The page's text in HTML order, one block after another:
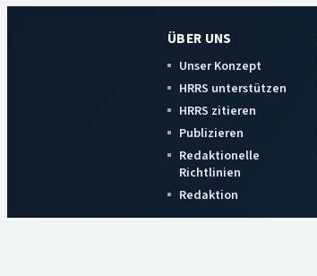
ÜBER UNS
Unser Konzept
HRRS unterstützen
HRRS zitieren
Publizieren
Redaktionelle
Richtlinien
Redaktion